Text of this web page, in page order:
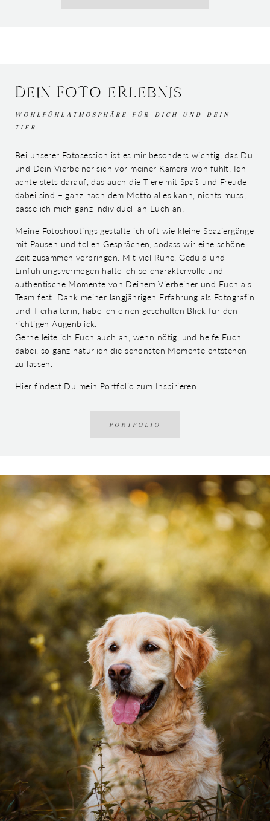
DEIN FOTO-ERLEBNIS
WOHLFÜHLATMOSPHÄRE FÜR DICH UND DEIN
TIER
Bei unserer Fotosession ist es mir besonders wichtig, das Du
und Dein Vierbeiner sich vor meiner Kamera wohlfühlt. Ich
achte stets darauf, das auch die Tiere mit Spaß und Freude
dabei sind – ganz nach dem Motto alles kann, nichts muss,
passe ich mich ganz individuell an Euch an.
Meine Fotoshootings gestalte ich oft wie kleine Spaziergänge
mit Pausen und tollen Gesprächen, sodass wir eine schöne
Zeit zusammen verbringen. Mit viel Ruhe, Geduld und
Einfühlungsvermögen halte ich so charaktervolle und
authentische Momente von Deinem Vierbeiner und Euch als
Team fest. Dank meiner langjährigen Erfahrung als Fotografin
und Tierhalterin, habe ich einen geschulten Blick für den
richtigen Augenblick.
Gerne leite ich Euch auch an, wenn nötig, und helfe Euch
dabei, so ganz natürlich die schönsten Momente entstehen
zu lassen.
Hier findest Du mein Portfolio zum Inspirieren
PORTFOLIO